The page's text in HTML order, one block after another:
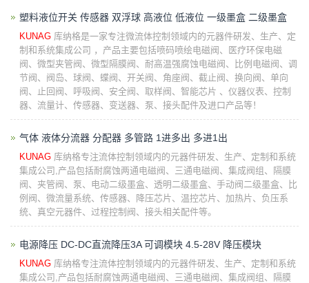
塑料液位开关 传感器 双浮球 高液位 低液位 一级墨盒 二级墨盒
KUNAG 库纳格是一家专注微流体控制领域内的元器件研发、生产、定
制和系统集成公司 ，产品主要包括喷码喷绘电磁阀、医疗环保电磁
阀、微型夹管阀、微型隔膜阀、耐高温强腐蚀电磁阀、比例电磁阀、调
节阀、阀岛、球阀、蝶阀、开关阀、角座阀、截止阀、换向阀、单向
阀、止回阀、呼吸阀、安全阀、取样阀、智能芯片 、仪器仪表、控制
器、流量计、传感器、变送器、泵、接头配件及进口产品等！
气体 液体分流器 分配器 多管路 1进多出 多进1出
KUNAG 库纳格专注流体控制领域内的元器件研发、生产、定制和系统
集成公司,产品包括耐腐蚀两通电磁阀、三通电磁阀、集成阀组、隔膜
阀、夹管阀、泵、电动二级墨盒、透明二级墨盒、手动阀二级墨盒、比
例阀、微流量系统、传感器、降压芯片、温控芯片、加热片、负压系
统、真空元器件、过程控制阀、接头相关配件等。
电源降压 DC-DC直流降压3A 可调模块 4.5-28V 降压模块
KUNAG 库纳格专注流体控制领域内的元器件研发、生产、定制和系统
集成公司,产品包括耐腐蚀两通电磁阀、三通电磁阀、集成阀组、隔膜